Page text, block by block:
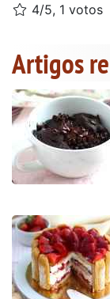
4/5, 1 votos
Artigos